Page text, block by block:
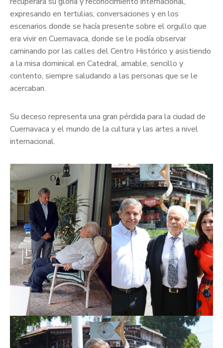
expresando en tertulias, conversaciones y en los
escenarios donde se hacía presente sobre el orgullo que
era vivir en Cuernavaca, donde se le podía observar
caminando por las calles del Centro Histórico y asistiendo
a la misa dominical en Catedral, amable, sencillo y
contento, siempre saludando a las personas que se le
acercaban.
Su deceso representa una gran pérdida para la ciudad de
Cuernavaca y el mundo de la cultura y las artes a nivel
internacional.